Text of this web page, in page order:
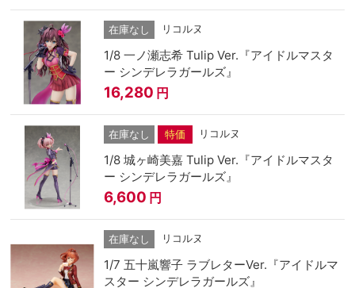
在庫なし リコルヌ
1/8 一ノ瀬志希 Tulip Ver.『アイドルマスタ
ー シンデレラガールズ』
16,280 円
在庫なし 特価 リコルヌ
1/8 城ヶ崎美嘉 Tulip Ver.『アイドルマスタ
ー シンデレラガールズ』
6,600 円
在庫なし リコルヌ
1/7 五十嵐響子 ラブレターVer.『アイドルマ
スター シンデレラガールズ』